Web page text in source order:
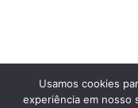
Sobre Nós
Termos de
Usamos cookies
experiência em nosso